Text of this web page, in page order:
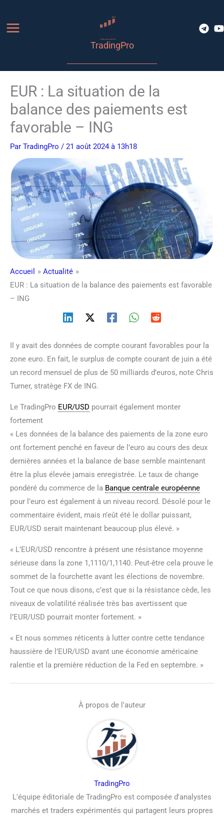
contenu
TradingPro
EUR : La situation de la
balance des paiements est
favorable – ING
Par TradingPro / 21 août 2024 à 13h18
Accueil
Actualité
EUR : La situation de la balance des paiements est favorable
– ING
Il y avait des données de compte courant favorables pour la
zone euro. En fait, le surplus de compte courant de juin a été
un record mensuel de plus de 50 milliards d’euros, note Chris
Turner, stratège FX de ING.
Le TradingPro EUR/USD pourrait également monter
fortement
« Les données de la balance des paiements de la zone euro
ont fortement penché en faveur de l’euro au cours des deux
dernières années et la balance de base semble maintenant
être la plus élevée jamais enregistrée. Le taux de change
pondéré du commerce de la Banque centrale européenne
pour l’euro est également à un niveau record. Désolé pour le
commentaire évident, mais n’eût été le dollar puissant,
EUR/USD serait maintenant beaucoup plus élevé. »
« L’EUR/USD rencontre à présent une résistance moyenne
sérieuse dans la zone 1,1110/1,1140. Peut-être cela prouve le
sommet de la fourchette avant les élections de novembre.
Tout ce que nous disons, c’est que si la résistance cède, les
niveaux de volatilité réalisée très bas avertissent que
l’EUR/USD pourrait monter fortement. »
« Et nous sommes réticents à lutter contre cette tendance
haussière de l’EUR/USD avant une économie américaine
ralentie et la première réduction de la Fed en septembre. »
À propos de l'auteur
TradingPro
L'équipe éditoriale de TradingPro est composée d'analystes
marchés et traders expérimentés qui partagent leurs propres